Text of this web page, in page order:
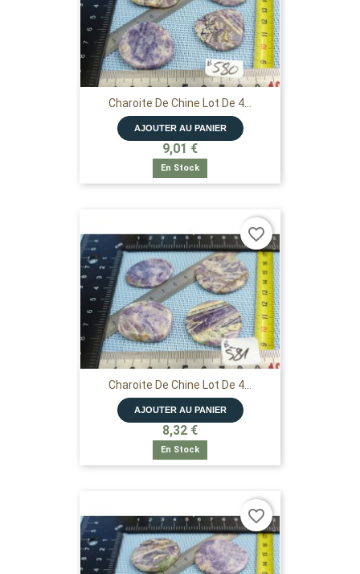
Charoite De Chine Lot De 4...
AJOUTER AU PANIER
9,01 €
En Stock
Charoite De Chine Lot De 4...
AJOUTER AU PANIER
8,32 €
En Stock
favorite_border
favorite_border